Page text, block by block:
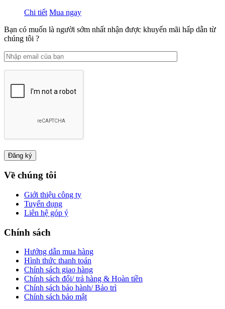
Chi tiết Mua ngay
Bạn có muốn là người sớm nhất nhận được khuyến mãi hấp dẫn từ
chúng tôi ?
Về chúng tôi
Giới thiệu công ty
Tuyển dụng
Liên hệ góp ý
Chính sách
Hướng dẫn mua hàng
Hình thức thanh toán
Chính sách giao hàng
Chính sách đổi/ trả hàng & Hoàn tiền
Chính sách bảo hành/ Bảo trì
Chính sách bảo mật